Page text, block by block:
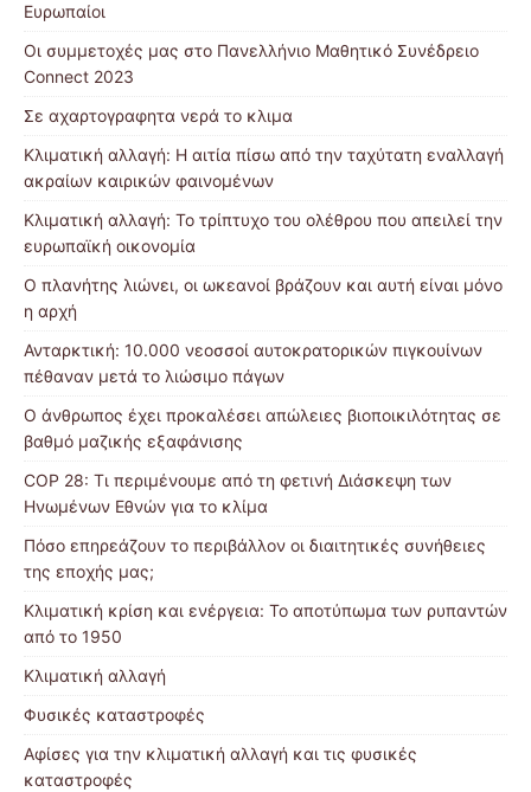
Ευρωπαίοι
Οι συμμετοχές μας στο Πανελλήνιο Μαθητικό Συνέδρειο
Connect 2023
Σε αχαρτογραφητα νερά το κλιμα
Κλιματική αλλαγή: Η αιτία πίσω από την ταχύτατη εναλλαγή
ακραίων καιρικών φαινομένων
Κλιματική αλλαγή: Το τρίπτυχο του ολέθρου που απειλεί την
ευρωπαϊκή οικονομία
Ο πλανήτης λιώνει, οι ωκεανοί βράζουν και αυτή είναι μόνο
η αρχή
Ανταρκτική: 10.000 νεοσσοί αυτοκρατορικών πιγκουίνων
πέθαναν μετά το λιώσιμο πάγων
Ο άνθρωπος έχει προκαλέσει απώλειες βιοποικιλότητας σε
βαθμό μαζικής εξαφάνισης
COP 28: Τι περιμένουμε από τη φετινή Διάσκεψη των
Ηνωμένων Εθνών για το κλίμα
Πόσο επηρεάζουν το περιβάλλον οι διαιτητικές συνήθειες
της εποχής μας;
Κλιματική κρίση και ενέργεια: Το αποτύπωμα των ρυπαντών
από το 1950
Κλιματική αλλαγή
Φυσικές καταστροφές
Αφίσες για την κλιματική αλλαγή και τις φυσικές
καταστροφές